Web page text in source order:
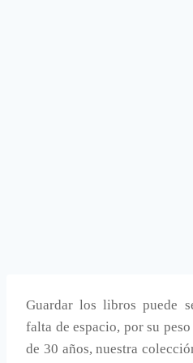
Guardar los libros puede
falta de espacio, por su
de 30 años, nuestra